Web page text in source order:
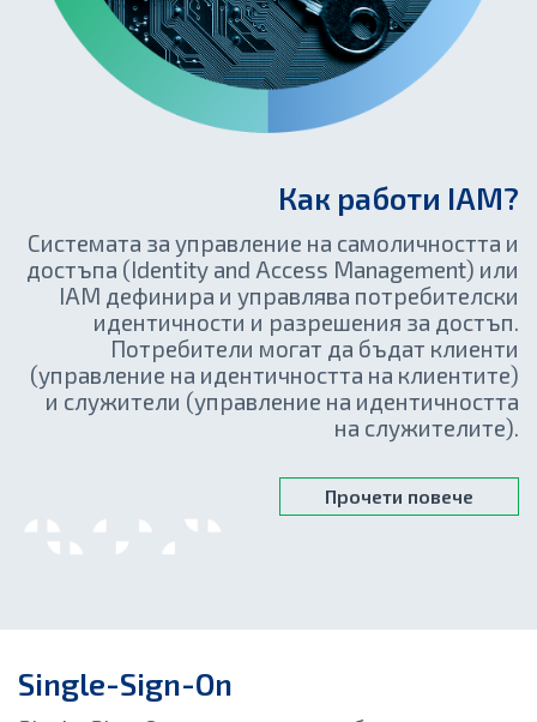
Как работи IAM?
Системата за управление на самоличността и
достъпа (Identity and Access Management) или
IAM дефинира и управлява потребителски
идентичности и разрешения за достъп.
Потребители могат да бъдат клиенти
(управление на идентичността на клиентите)
и служители (управление на идентичността
на служителите).
Прочети повече
Single-Sign-On